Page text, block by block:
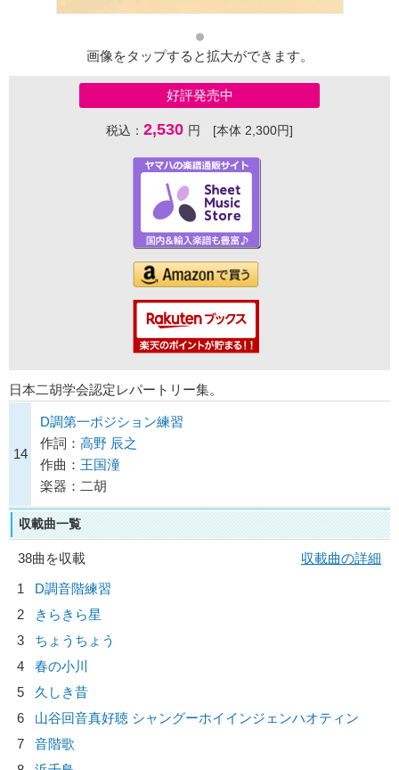
画像をタップすると拡大ができます。
好評発売中
税込： 2,530 円 [本体 2,300円]
日本二胡学会認定レパートリー集。
14
D調第一ポジション練習
作詞： 高野 辰之
作曲： 王国潼
楽器：二胡
収載曲一覧
38曲を収載
収載曲の詳細
1
D調音階練習
2
きらきら星
3
ちょうちょう
4
春の小川
5
久しき昔
6
山谷回音真好聴 シャングーホイインジェンハオティン
7
音階歌